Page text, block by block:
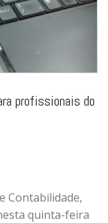
profissionais do
Contabilidade,
quinta-feira